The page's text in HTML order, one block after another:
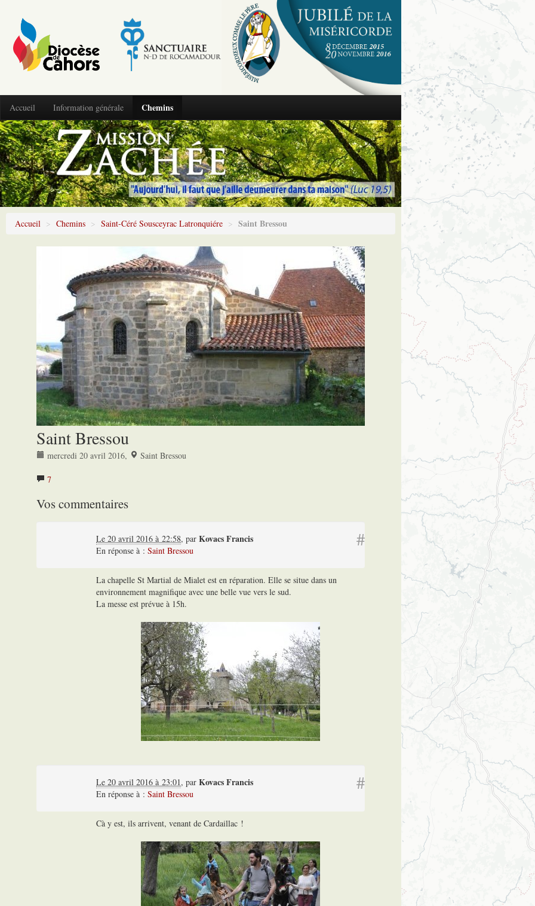
Accueil Information générale Chemins
Accueil > Chemins > Saint-Céré Sousceyrac Latronquiére > Saint Bressou
Saint Bressou
mercredi 20 avril 2016, Saint Bressou
7
Vos commentaires
#
Le 20 avril 2016 à 22:58, par Kovacs Francis
En réponse à : Saint Bressou
La chapelle St Martial de Mialet est en réparation. Elle se situe dans un
environnement magnifique avec une belle vue vers le sud.
La messe est prévue à 15h.
#
Le 20 avril 2016 à 23:01, par Kovacs Francis
En réponse à : Saint Bressou
Cà y est, ils arrivent, venant de Cardaillac !